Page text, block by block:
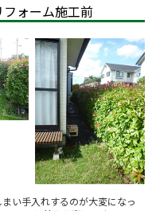
ォーム施工前
い手入れするのが大変になっ